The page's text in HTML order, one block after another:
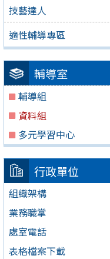
技藝達人
適性輔導專區
輔導室
輔導組
資料組
多元學習中心
行政單位
組織架構
業務職掌
處室電話
表格檔案下載